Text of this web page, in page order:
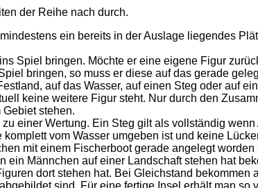
der Reihe nach durch.
ein bereits in der Auslage liegendes
Spiel bringen. Möchte er eine eigene Figur
bringen, so muss er diese auf das gerade
auf das Wasser, auf einen Steg oder auf
keine weitere Figur steht. Nur durch den
stehen.
einer Wertung. Ein Steg gilt als vollständig
vom Wasser umgeben ist und keine
mit einem Fischerboot gerade angelegt
Männchen auf einer Landschaft stehen hat
dort stehen hat. Bei Gleichstand bekommen
sind. Für eine fertige Insel erhält man so